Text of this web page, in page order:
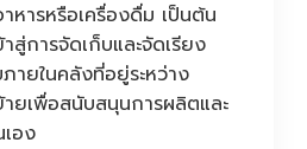
หารหรือเครื่องดื่ม เป็นต้น
สู่การจัดเก็บและจัดเรียง
ายในคลังที่อยู่ระหว่าง
ายเพื่อสนับสนุนการผลิตและ
อง